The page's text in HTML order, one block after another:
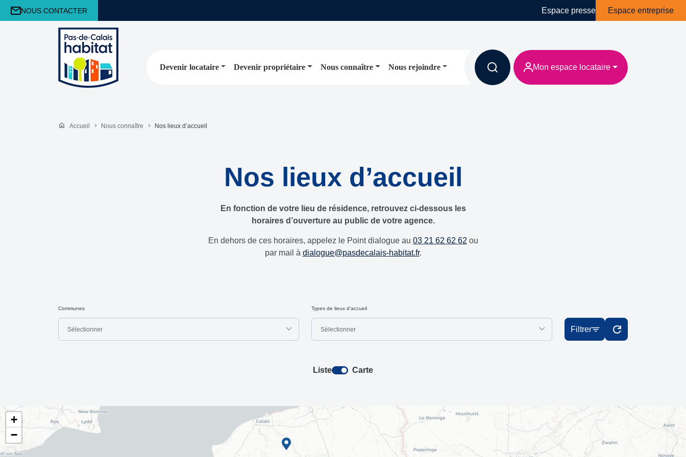
NOUS CONTACTER Espace presse Espace entreprise
Devenir locataire Devenir propriétaire Nous connaître Nous rejoindre Mon espace locataire
Accueil Nous connaître Nos lieux d’accueil
Nos lieux d’accueil
En fonction de votre lieu de résidence, retrouvez ci-dessous les
horaires d’ouverture au public de votre agence.
En dehors de ces horaires, appelez le Point dialogue au 03 21 62 62 62 ou
par mail à dialogue@pasdecalais-habitat.fr.
Communes
Sélectionner
Types de lieux d’accueil
Sélectionner Filtrer
Liste Carte
+
−